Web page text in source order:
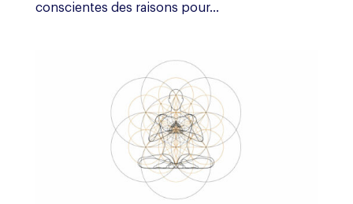
conscientes des raisons pour...